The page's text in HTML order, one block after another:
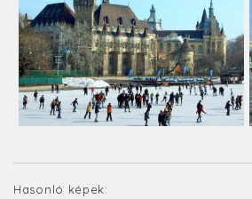
Hasonló képek: